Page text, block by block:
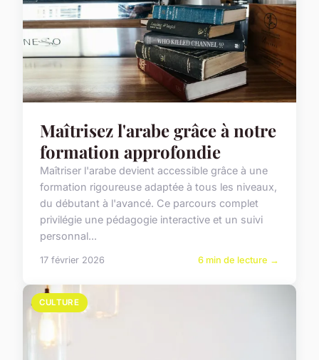
Maîtrisez l'arabe grâce à notre
formation approfondie
Maîtriser l'arabe devient accessible grâce à une
formation rigoureuse adaptée à tous les niveaux,
du débutant à l'avancé. Ce parcours complet
privilégie une pédagogie interactive et un suivi
personnal...
17 février 2026 6 min de lecture →
CULTURE